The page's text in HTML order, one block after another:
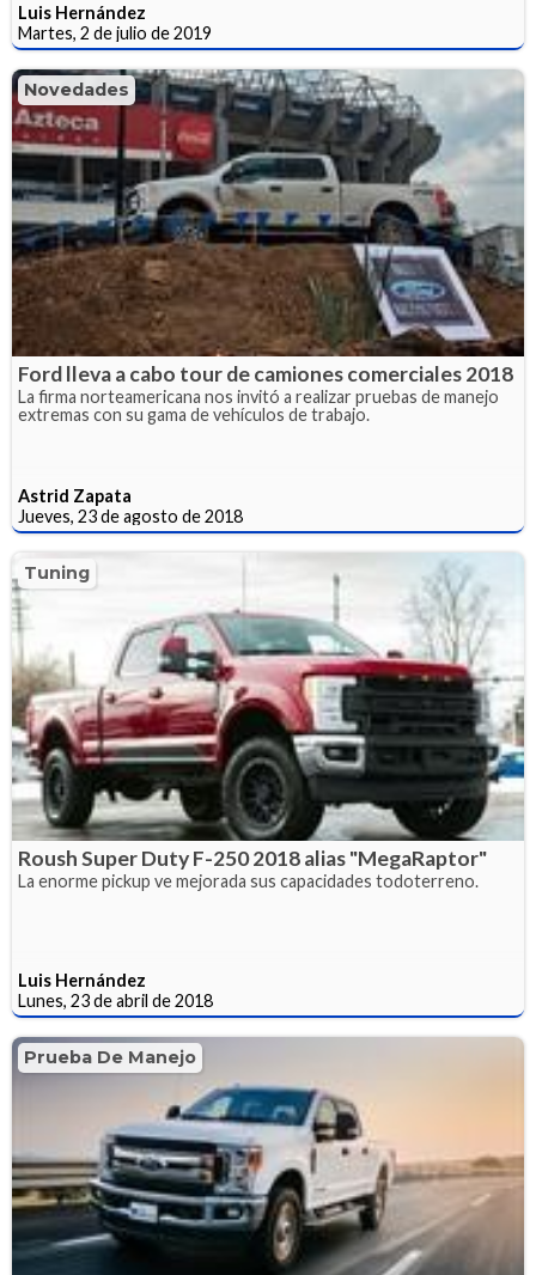
Luis Hernández
Martes, 2 de julio de 2019
Novedades
Ford lleva a cabo tour de camiones comerciales 2018
La firma norteamericana nos invitó a realizar pruebas de manejo
extremas con su gama de vehículos de trabajo.
Astrid Zapata
Jueves, 23 de agosto de 2018
Tuning
Roush Super Duty F-250 2018 alias "MegaRaptor"
La enorme pickup ve mejorada sus capacidades todoterreno.
Luis Hernández
Lunes, 23 de abril de 2018
Prueba De Manejo